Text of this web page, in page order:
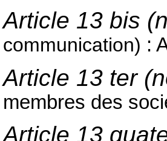
Article 13 bis
communication) :
Article 13 ter
membres des
Article 13